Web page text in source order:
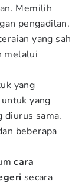
Memilih
pengadilan.
yang sah
melalui
yang
yang
diurus sama.
beberapa
cara
secara